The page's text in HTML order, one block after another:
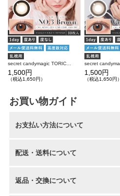
1,500円
（税込1,650円）
1,500円
（税込1,650円）
お買い物ガイド
お支払い方法について
配送・送料について
返品・交換について